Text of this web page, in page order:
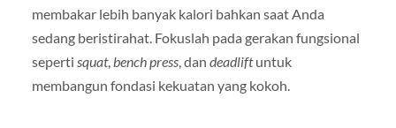
membakar lebih banyak kalori bahkan saat Anda
sedang beristirahat. Fokuslah pada gerakan fungsional
seperti squat,bench press, dan deadliftuntuk
membangun fondasi kekuatan yang kokoh.